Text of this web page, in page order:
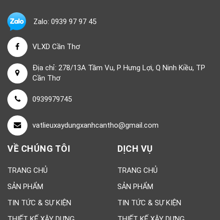
Zalo: 0939 97 97 45
VLXD Cần Thơ
Địa chỉ: 278/13A Tầm Vu, P Hưng Lợi, Q Ninh Kiều, TP
Cần Thơ
0939979745
vatlieuxaydungxanhcantho@gmail.com
VỀ CHÚNG TÔI
TRANG CHỦ
SẢN PHẨM
TIN TỨC & SỰ KIỆN
DỊCH VỤ
TRANG CHỦ
SẢN PHẨM
TIN TỨC & SỰ KIỆN